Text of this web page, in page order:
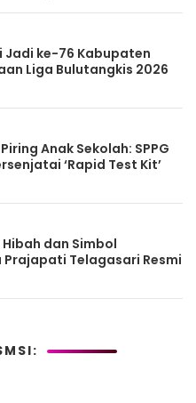
Jadi ke-76 Kabupaten
Liga Bulutangkis 2026
Anak Sekolah: SPPG
‘Rapid Test Kit’
dan Simbol
Prajapati Telagasari Resmi